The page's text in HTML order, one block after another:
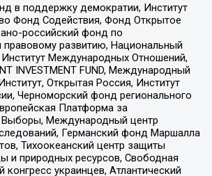
в поддержку демократии, Институт
Фонд Содействия, Фонд Открытое
российский фонд по
развитию, Национальный
Международных Отношений,
INVESTMENT FUND, Международный
Открытая Россия, Институт
Черноморский фонд регионального
Платформа за
Международный центр
Германский фонд Маршалла
Тихоокеанский центр защиты
и природных ресурсов, Свободная
украинцев, Атлантический